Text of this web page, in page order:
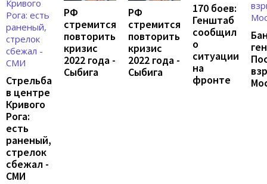
Стрельба
в центре
Кривого
Рога:
есть
раненый,
стрелок
сбежал -
СМИ
РФ
стремится
повторить
кризис
2022 года -
Сыбига
РФ
стремится
повторить
кризис
2022 года -
Сыбига
170 боев:
Генштаб
сообщил
о
ситуации
на
фронте